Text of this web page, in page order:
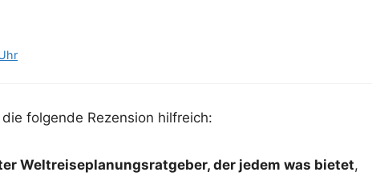
folgende Rezension hilfreich:
Weltreiseplanungsratgeber, der jedem was bietet,